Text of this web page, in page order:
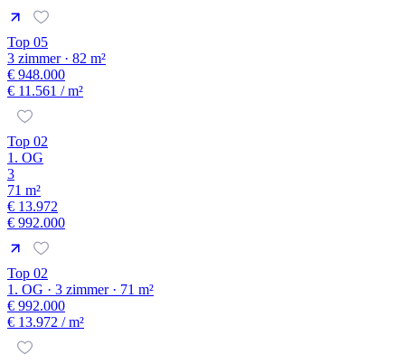
Top 05
3 zimmer · 82 m²
€ 948.000
€ 11.561 / m²
Top 02
1. OG
3
71 m²
€ 13.972
€ 992.000
Top 02
1. OG · 3 zimmer · 71 m²
€ 992.000
€ 13.972 / m²